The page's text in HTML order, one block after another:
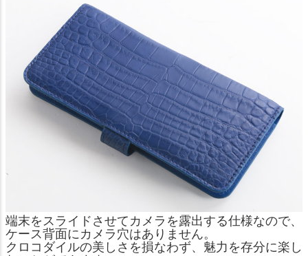
端末をスライドさせてカメラを露出する仕様なので、
ケース背面にカメラ穴はありません。
クロコダイルの美しさを損なわず、魅力を存分に楽し